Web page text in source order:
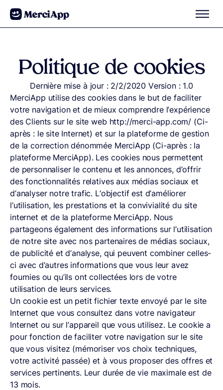
Aller au contenu
Politique de cookies
Dernière mise à jour : 2/2/2020 Version : 1.0
MerciApp utilise des cookies dans le but de faciliter
votre navigation et de mieux comprendre l’expérience
des Clients sur le site web http://merci-app.com/ (Ci-
après : le site Internet) et sur la plateforme de gestion
de la correction dénommée MerciApp (Ci-après : la
plateforme MerciApp). Les cookies nous permettent
de personnaliser le contenu et les annonces, d’offrir
des fonctionnalités relatives aux médias sociaux et
d’analyser notre trafic. L’objectif est d’améliorer
l’utilisation, les prestations et la convivialité du site
internet et de la plateforme MerciApp. Nous
partageons également des informations sur l’utilisation
de notre site avec nos partenaires de médias sociaux,
de publicité et d’analyse, qui peuvent combiner celles-
ci avec d’autres informations que vous leur avez
fournies ou qu’ils ont collectées lors de votre
utilisation de leurs services.
Un cookie est un petit fichier texte envoyé par le site
Internet que vous consultez dans votre navigateur
Internet ou sur l’appareil que vous utilisez. Le cookie a
pour fonction de faciliter votre navigation sur le site
que vous visitez (mémoriser vos choix techniques,
votre activité passée) et à vous proposer des offres et
services pertinents. Leur durée de vie maximale est de
13 mois.